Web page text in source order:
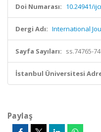
Doi Numarası: 10.24941/
Dergi Adı: International
Sayfa Sayıları: ss.74765-
İstanbul Üniversitesi
Paylaş